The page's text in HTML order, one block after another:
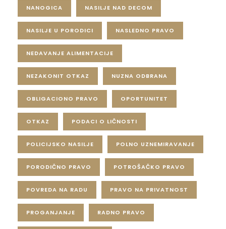
NANOGICA NASILJE NAD DECOM
NASILJE U PORODICI NASLEDNO PRAVO
NEDAVANJE ALIMENTACIJE
NEZAKONIT OTKAZ NUZNA ODBRANA
OBLIGACIONO PRAVO OPORTUNITET
OTKAZ PODACI O LIČNOSTI
POLICIJSKO NASILJE POLNO UZNEMIRAVANJE
PORODIČNO PRAVO POTROŠAČKO PRAVO
POVREDA NA RADU PRAVO NA PRIVATNOST
PROGANJANJE RADNO PRAVO